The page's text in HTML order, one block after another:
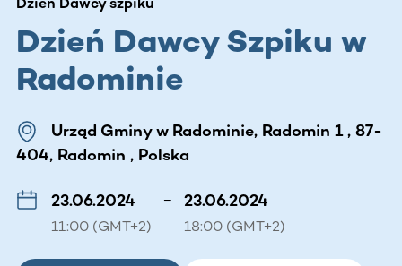
Dzień Dawcy Szpiku w
Radominie
Urząd Gminy w Radominie, Radomin 1 , 87-
404, Radomin , Polska
23.06.2024
11:00 (GMT+2)
– 23.06.2024
18:00 (GMT+2)